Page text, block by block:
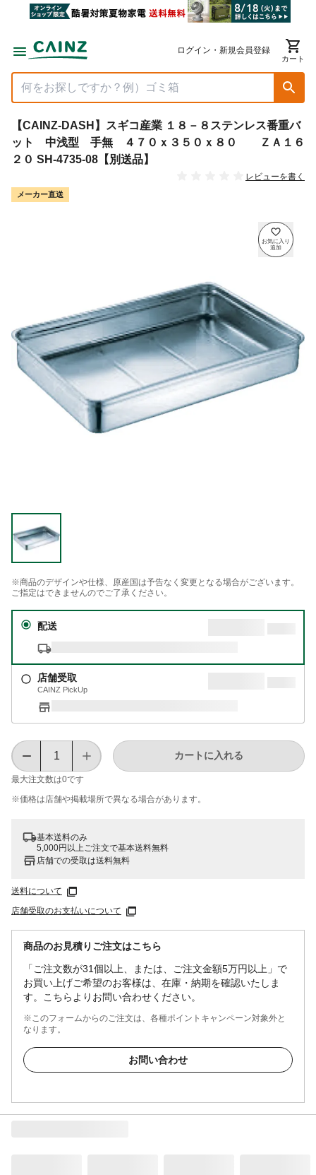
ログイン・新規会員登録
カート
【CAINZ-DASH】スギコ産業 １８－８ステンレス番重バ
ット 中浅型 手無 ４７０ｘ３５０ｘ８０ ＺＡ１６
２０ SH-4735-08【別送品】
レビューを書く
メーカー直送
※商品のデザインや仕様、原産国は予告なく変更となる場合がございます。
ご指定はできませんのでご了承ください。
配送
店舗受取
CAINZ PickUp
最大注文数は0です
カートに入れる
※価格は​店舗や​掲載場所で​異なる​場合が​あります。
基本送料のみ
5,000円以上ご注文で基本送料無料
店舗での受取は送料無料
送料について
店舗受取のお支払いについて
商品のお見積りご注文はこちら
「ご注文数が31個以上、または、ご注文金額5万円以上」で
お買い上げご希望のお客様は、在庫・納期を確認いたしま
す。こちらよりお問い合わせください。
※このフォームからのご注文は、各種ポイントキャンペーン対象外と
なります。
お問い合わせ